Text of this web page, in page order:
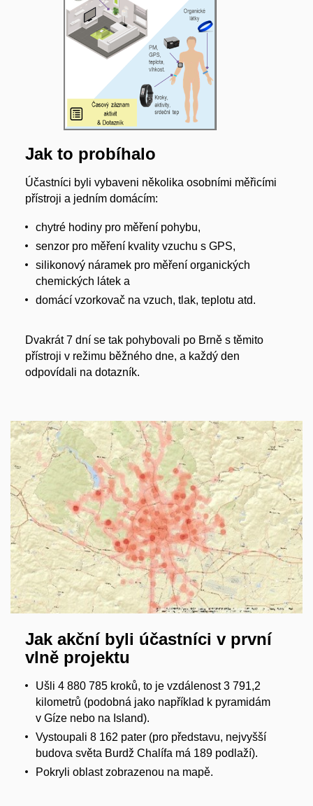
Jak to probíhalo
Účastníci byli vybaveni několika osobními měřicími
přístroji a jedním domácím:
chytré hodiny pro měření pohybu,
senzor pro měření kvality vzuchu s GPS,
silikonový náramek pro měření organických
chemických látek a
domácí vzorkovač na vzuch, tlak, teplotu atd.
Dvakrát 7 dní se tak pohybovali po Brně s těmito
přístroji v režimu běžného dne, a každý den
odpovídali na dotazník.
Jak akční byli účastníci v první
vlně projektu
Ušli 4 880 785 kroků, to je vzdálenost 3 791,2
kilometrů (podobná jako například k pyramidám
v Gíze nebo na Island).
Vystoupali 8 162 pater (pro představu, nejvyšší
budova světa Burdž Chalífa má 189 podlaží).
Pokryli oblast zobrazenou na mapě.